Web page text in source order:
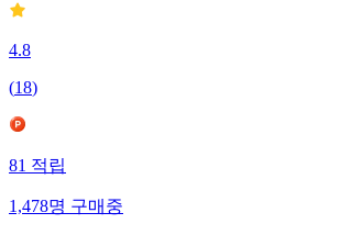
4.8
(18)
81적립
1,478명구매중